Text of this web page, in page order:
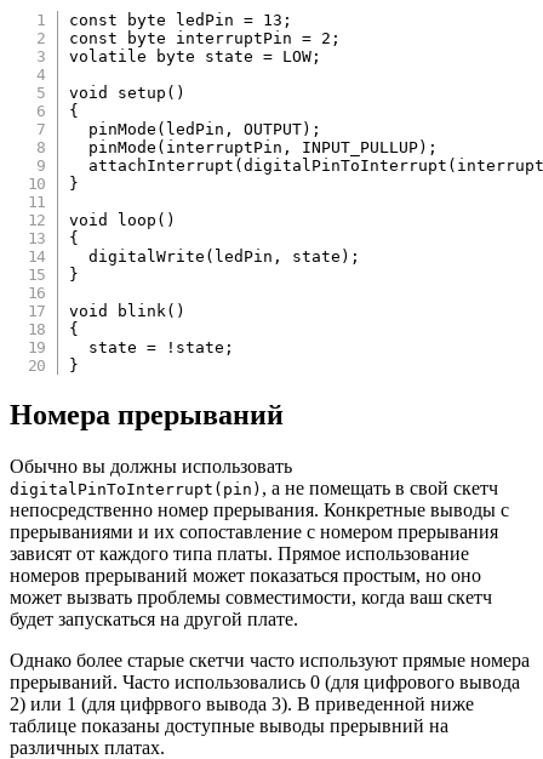
const byte ledPin = 13 ;
const byte interruptPin = 2 ;
volatile byte state = LOW ;
void
setup ( )
{
pinMode ( ledPin , OUTPUT) ;
pinMode ( interruptPin , INPUT_PULLUP) ;
attachInterrupt (digitalPinToInterrupt (
}
void
loop ( )
{
digitalWrite ( ledPin , state ) ;
}
void
blink( )
{
  state
= ! state ;
}
Номера прерываний
Обычно вы должны использовать
digitalPinToInterrupt(pin) , а не помещать в свой скетч
непосредственно номер прерывания. Конкретные выводы с
прерываниями и их сопоставление с номером прерывания
зависят от каждого типа платы. Прямое использование
номеров прерываний может показаться простым, но оно
может вызвать проблемы совместимости, когда ваш скетч
будет запускаться на другой плате.
Однако более старые скетчи часто используют прямые номера
прерываний. Часто использовались 0 (для цифрового вывода
2) или 1 (для цифрвого вывода 3). В приведенной ниже
таблице показаны доступные выводы прерывний на
различных платах.